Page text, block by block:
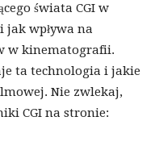
świata CGI w
jak wpływa na
w kinematografii.
ta technologia i jakie
Nie zwlekaj,
CGI na stronie: